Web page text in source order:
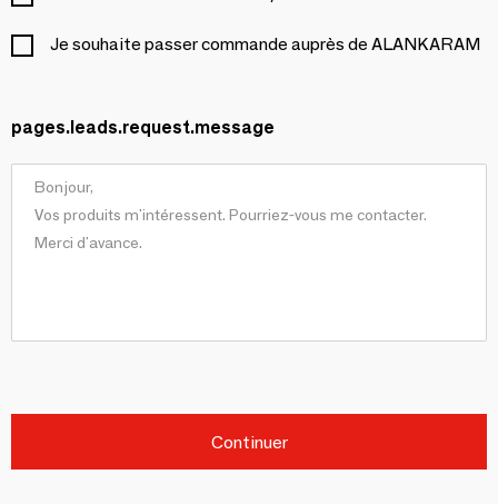
Je souhaite passer commande auprès de ALANKARAM
pages.leads.request.message
Continuer